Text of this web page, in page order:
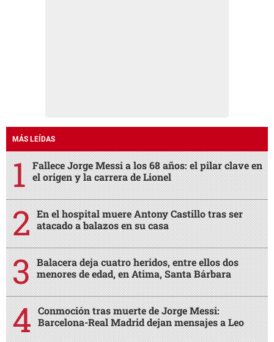
MÁS LEÍDAS
Fallece Jorge Messi a los 68 años: el pilar clave en
el origen y la carrera de Lionel
En el hospital muere Antony Castillo tras ser
atacado a balazos en su casa
Balacera deja cuatro heridos, entre ellos dos
menores de edad, en Atima, Santa Bárbara
Conmoción tras muerte de Jorge Messi:
Barcelona-Real Madrid dejan mensajes a Leo